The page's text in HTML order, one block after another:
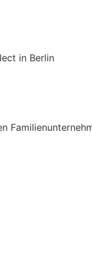
in Berlin